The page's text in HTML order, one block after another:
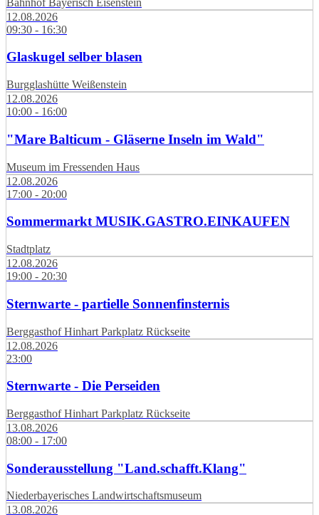
12.08.2026
09:30 - 16:30
Glaskugel selber blasen
Burgglashütte Weißenstein
12.08.2026
10:00 - 16:00
"Mare Balticum - Gläserne Inseln im Wald"
Museum im Fressenden Haus
12.08.2026
17:00 - 20:00
Sommermarkt MUSIK.GASTRO.EINKAUFEN
Stadtplatz
12.08.2026
19:00 - 20:30
Sternwarte - partielle Sonnenfinsternis
Berggasthof Hinhart Parkplatz Rückseite
12.08.2026
23:00
Sternwarte - Die Perseiden
Berggasthof Hinhart Parkplatz Rückseite
13.08.2026
08:00 - 17:00
Sonderausstellung "Land.schafft.Klang"
Niederbayerisches Landwirtschaftsmuseum
13.08.2026